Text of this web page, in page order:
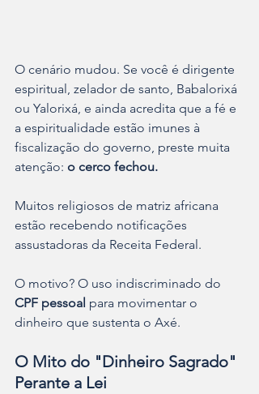
O cenário mudou. Se você é dirigente
espiritual, zelador de santo, Babalorixá
ou Yalorixá, e ainda acredita que a fé e
a espiritualidade estão imunes à
fiscalização do governo, preste muita
atenção: o cerco fechou.
Muitos religiosos de matriz africana
estão recebendo notificações
assustadoras da Receita Federal.
O motivo? O uso indiscriminado do
CPF pessoal para movimentar o
dinheiro que sustenta o Axé.
O Mito do "Dinheiro Sagrado"
Perante a Lei